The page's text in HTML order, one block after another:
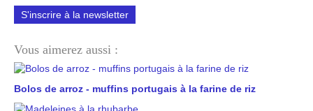
S'inscrire à la newsletter
Vous aimerez aussi :
Bolos de arroz - muffins portugais à la farine de riz